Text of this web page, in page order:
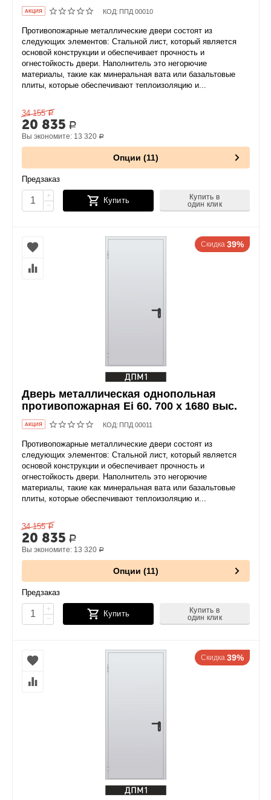
AКЦИЯ КОД: ППД 00010
Противопожарные металлические двери состоят из
следующих элементов: Стальной лист, который является
основой конструкции и обеспечивает прочность и
огнестойкость двери. Наполнитель это негорючие
материалы, такие как минеральная вата или базальтовые
плиты, которые обеспечивают теплоизоляцию и...
34 155 Р
20 835 Р
Вы экономите: 13 320 Р
Опции (11)
Предзаказ
+
−
Купить
Купить в
один клик
Скидка 39%
Дверь металлическая однопольная
противопожарная Ei 60. 700 x 1680 выс.
AКЦИЯ КОД: ППД 00011
Противопожарные металлические двери состоят из
следующих элементов: Стальной лист, который является
основой конструкции и обеспечивает прочность и
огнестойкость двери. Наполнитель это негорючие
материалы, такие как минеральная вата или базальтовые
плиты, которые обеспечивают теплоизоляцию и...
34 155 Р
20 835 Р
Вы экономите: 13 320 Р
Опции (11)
Предзаказ
+
−
Купить
Купить в
один клик
Скидка 39%